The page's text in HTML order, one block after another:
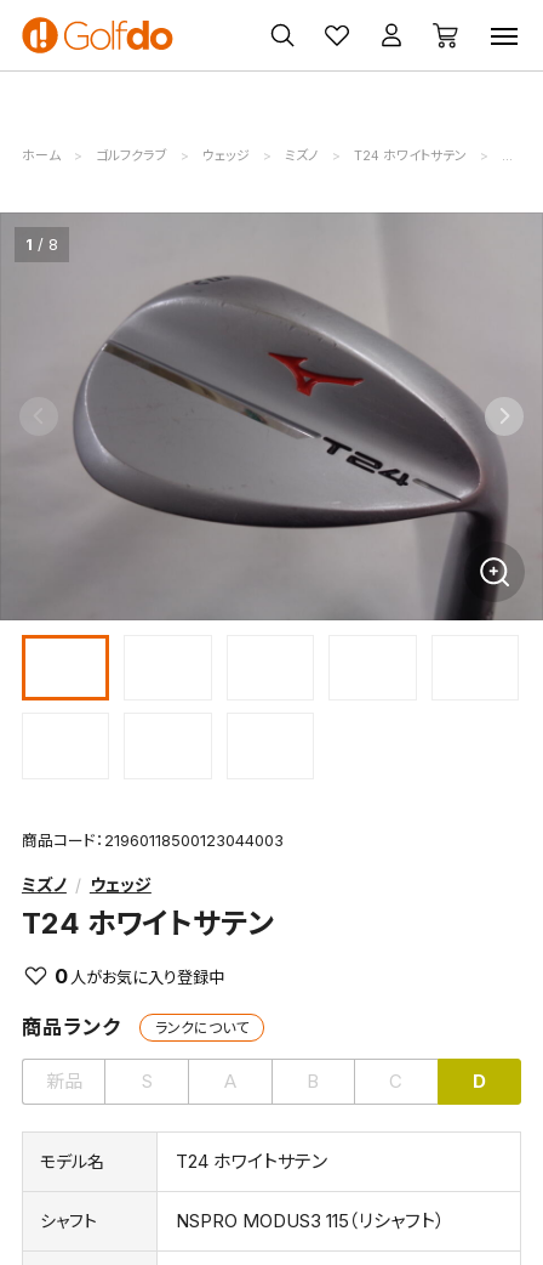
ゴルフ
クラブ
ゴルフ用品
買取
無料査定
クーポン
一覧
ホーム ゴルフクラブ ウェッジ ミズノ T24 ホワイトサテン ミズ
1 8
商品コード：21960118500123044003
ミズノ ウェッジ
T24 ホワイトサテン
0
商品ランク ランクについて
新品 S A B C D
モデル名 T24 ホワイトサテン
シャフト NSPRO MODUS3 115（リシャフト）